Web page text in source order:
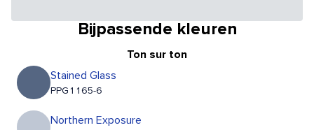
Bijpassende kleuren
Ton sur ton
Stained Glass
PPG1165-6
Northern Exposure